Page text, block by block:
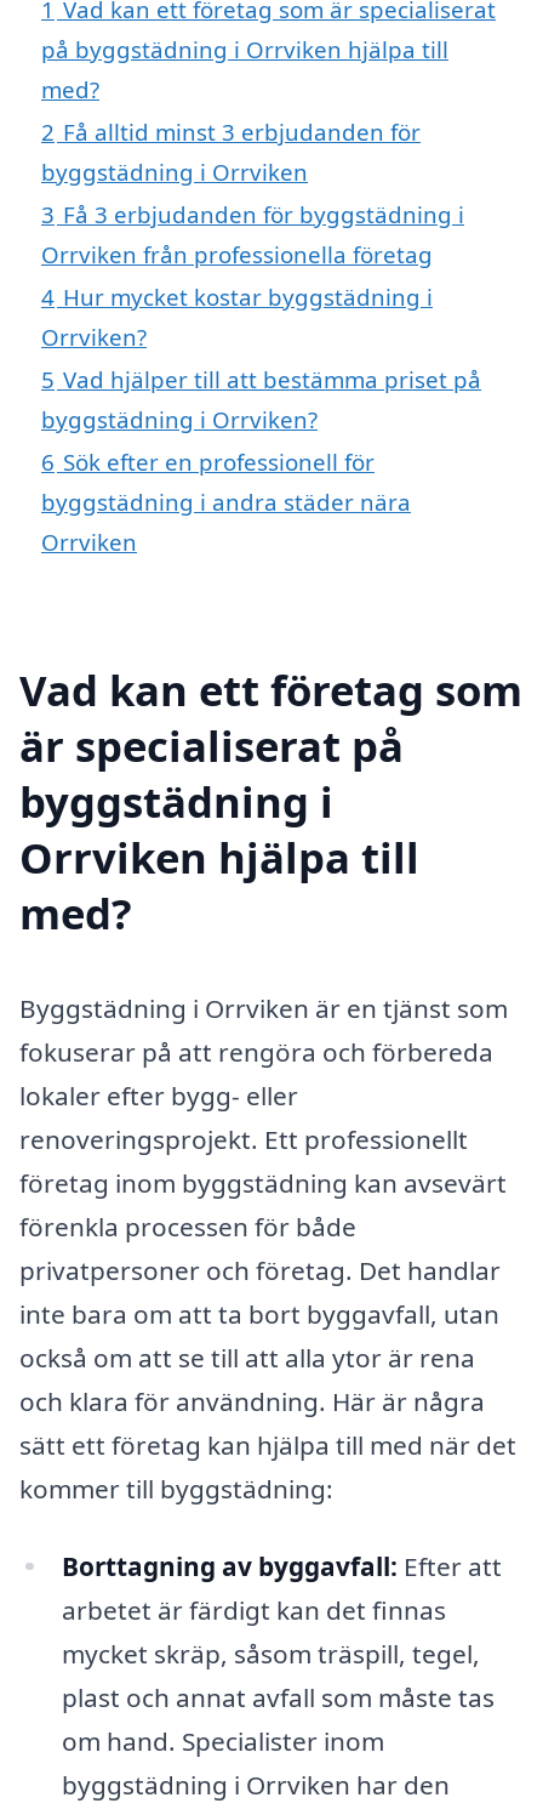
1 Vad kan ett företag som är specialiserat
på byggstädning i Orrviken hjälpa till
med?
2 Få alltid minst 3 erbjudanden för
byggstädning i Orrviken
3 Få 3 erbjudanden för byggstädning i
Orrviken från professionella företag
4 Hur mycket kostar byggstädning i
Orrviken?
5 Vad hjälper till att bestämma priset på
byggstädning i Orrviken?
6 Sök efter en professionell för
byggstädning i andra städer nära
Orrviken
Vad kan ett företag som
är specialiserat på
byggstädning i
Orrviken hjälpa till
med?
Byggstädning i Orrviken är en tjänst som
fokuserar på att rengöra och förbereda
lokaler efter bygg- eller
renoveringsprojekt. Ett professionellt
företag inom byggstädning kan avsevärt
förenkla processen för både
privatpersoner och företag. Det handlar
inte bara om att ta bort byggavfall, utan
också om att se till att alla ytor är rena
och klara för användning. Här är några
sätt ett företag kan hjälpa till med när det
kommer till byggstädning:
Borttagning av byggavfall: Efter att
arbetet är färdigt kan det finnas
mycket skräp, såsom träspill, tegel,
plast och annat avfall som måste tas
om hand. Specialister inom
byggstädning i Orrviken har den